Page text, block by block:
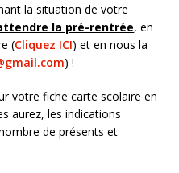
la situation de votre
la pré-rentrée, en
(Cliquez ICI) et en nous la
) !
votre fiche carte scolaire en
aurez, les indications
de présents et